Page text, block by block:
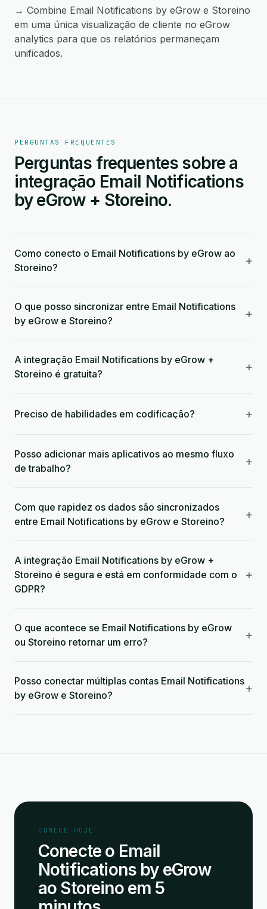
→ Combine Email Notifications by eGrow e Storeino
em uma única visualização de cliente no eGrow
analytics para que os relatórios permaneçam
unificados.
PERGUNTAS FREQUENTES
Perguntas frequentes sobre a
integração Email Notifications
by eGrow + Storeino.
Como conecto o Email Notifications by eGrow ao
Storeino?
+
O que posso sincronizar entre Email Notifications
by eGrow e Storeino?
+
A integração Email Notifications by eGrow +
Storeino é gratuita?
+
Preciso de habilidades em codificação? +
Posso adicionar mais aplicativos ao mesmo fluxo
de trabalho?
+
Com que rapidez os dados são sincronizados
entre Email Notifications by eGrow e Storeino?
+
A integração Email Notifications by eGrow +
Storeino é segura e está em conformidade com o
GDPR?
+
O que acontece se Email Notifications by eGrow
ou Storeino retornar um erro?
+
Posso conectar múltiplas contas Email Notifications
by eGrow e Storeino?
+
COMECE HOJE
Conecte o Email
Notifications by eGrow
ao Storeino em 5